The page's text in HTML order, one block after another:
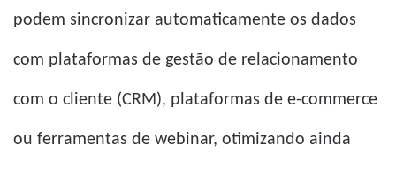
podem sincronizar automaticamente os dados
com plataformas de gestão de relacionamento
com o cliente (CRM), plataformas de e-commerce
ou ferramentas de webinar, otimizando ainda